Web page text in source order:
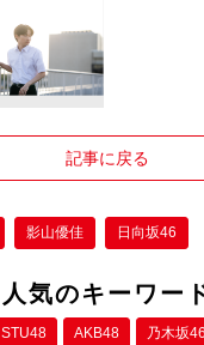
記事に戻る
影山優佳 日向坂46
人気のキーワー
STU48 AKB48 乃木坂46